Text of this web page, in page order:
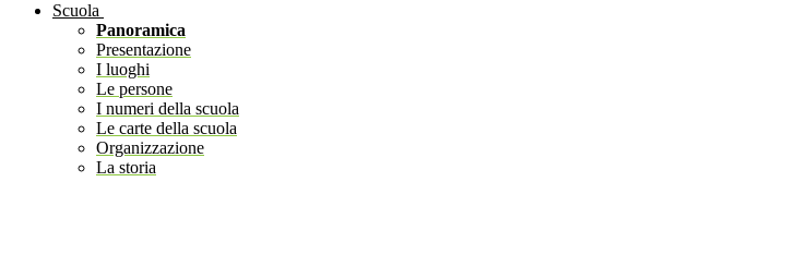
Scuola
Panoramica
Presentazione
I luoghi
Le persone
I numeri della scuola
Le carte della scuola
Organizzazione
La storia